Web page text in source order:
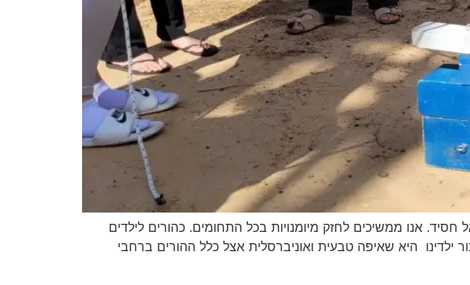
אנו ממשיכים לחזק מיומנויות בכל התחומים. כהורים לילדים
היא שאיפה טבעית ואוניברסלית אצל כלל ההורים ברחבי